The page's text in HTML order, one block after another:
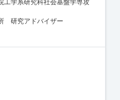
学系研究科社会基盤学専攻
アドバイザー